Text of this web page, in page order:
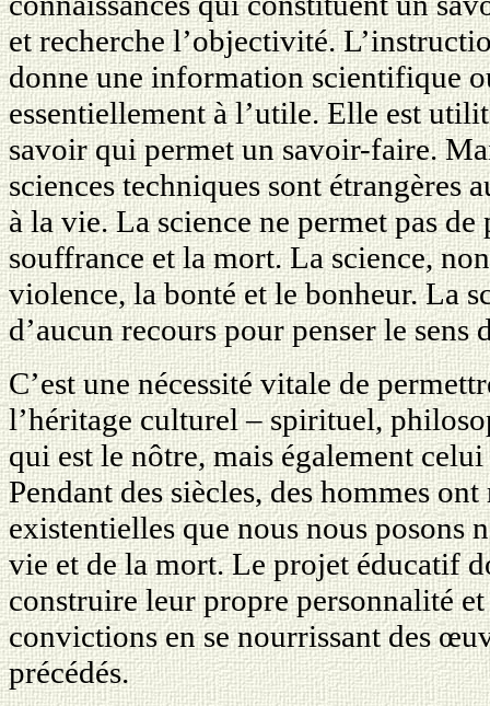
et recherche l’objectivité.
donne une information scientifique
essentiellement à l’utile. Elle est
savoir qui permet un savoir-faire.
sciences techniques sont étrangères
à la vie. La science ne permet pas
souffrance et la mort. La science,
violence, la bonté et le bonheur. La
d’aucun recours pour penser le sens
C’est une nécessité vitale de
l’héritage culturel – spirituel,
qui est le nôtre, mais également
Pendant des siècles, des hommes
existentielles que nous nous posons
vie et de la mort. Le projet éducatif
construire leur propre personnalité
convictions en se nourrissant des
précédés.